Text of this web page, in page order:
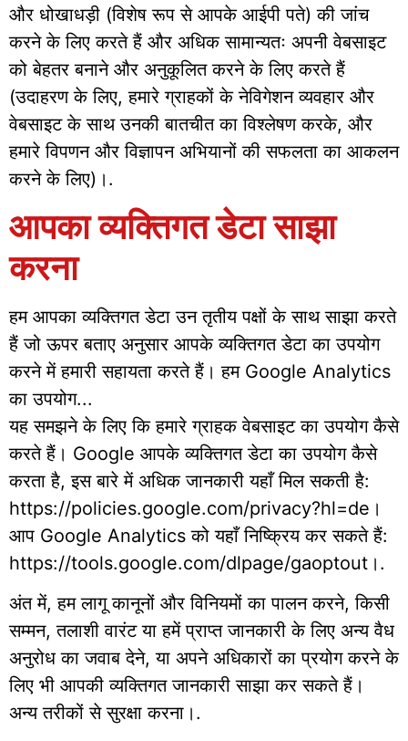
और धोखाधड़ी (विशेष रूप से आपके आईपी पते) की जांच
करने के लिए करते हैं और अधिक सामान्यतः अपनी वेबसाइट
को बेहतर बनाने और अनुकूलित करने के लिए करते हैं
(उदाहरण के लिए, हमारे ग्राहकों के नेविगेशन व्यवहार और
वेबसाइट के साथ उनकी बातचीत का विश्लेषण करके, और
हमारे विपणन और विज्ञापन अभियानों की सफलता का आकलन
करने के लिए)।.
आपका व्यक्तिगत डेटा साझा
करना
हम आपका व्यक्तिगत डेटा उन तृतीय पक्षों के साथ साझा करते
हैं जो ऊपर बताए अनुसार आपके व्यक्तिगत डेटा का उपयोग
करने में हमारी सहायता करते हैं। हम Google Analytics
का उपयोग...
यह समझने के लिए कि हमारे ग्राहक वेबसाइट का उपयोग कैसे
करते हैं। Google आपके व्यक्तिगत डेटा का उपयोग कैसे
करता है, इस बारे में अधिक जानकारी यहाँ मिल सकती है:
https://policies.google.com/privacy?hl=de।
आप Google Analytics को यहाँ निष्क्रिय कर सकते हैं:
https://tools.google.com/dlpage/gaoptout।.
अंत में, हम लागू कानूनों और विनियमों का पालन करने, किसी
सम्मन, तलाशी वारंट या हमें प्राप्त जानकारी के लिए अन्य वैध
अनुरोध का जवाब देने, या अपने अधिकारों का प्रयोग करने के
लिए भी आपकी व्यक्तिगत जानकारी साझा कर सकते हैं।
अन्य तरीकों से सुरक्षा करना।.